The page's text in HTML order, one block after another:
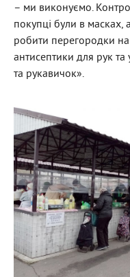
– ми виконуємо.
покупці були в масках,
робити перегородки на
антисептики для рук
та рукавичок».